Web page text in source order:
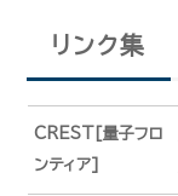
リンク集
CREST[量子フロ
ンティア]